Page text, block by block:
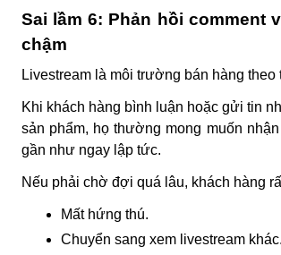
Sai lầm 6: Phản hồi comment
chậm
Livestream là môi trường bán hàng
Khi khách hàng bình luận hoặc gửi tin
sản phẩm, họ thường mong muốn
gần như ngay lập tức.
Nếu phải chờ đợi quá lâu, khách hàng
Mất hứng thú.
Chuyển sang xem livestream khác.